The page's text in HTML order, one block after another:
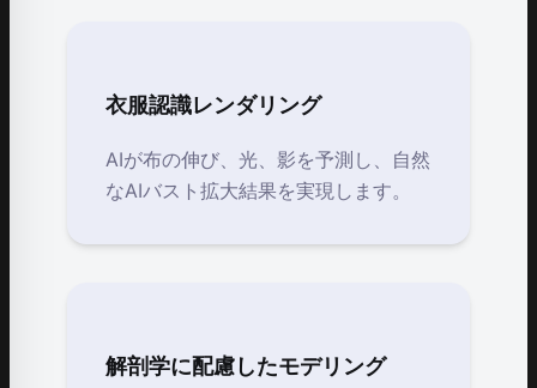
衣服認識レンダリング
AIが布の伸び、光、影を予測し、自然
なAIバスト拡大結果を実現します。
解剖学に配慮したモデリング